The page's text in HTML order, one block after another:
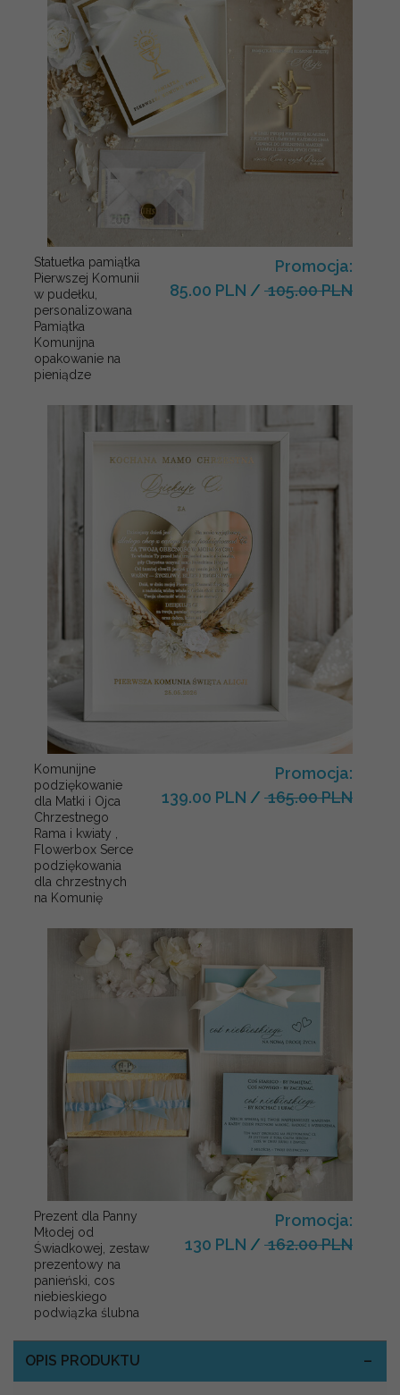
Statuetka pamiątka
Pierwszej Komunii
w pudełku,
personalizowana
Pamiątka
Komunijna
opakowanie na
pieniądze
Promocja:
85.00 PLN / 105.00 PLN
Komunijne
podziękowanie
dla Matki i Ojca
Chrzestnego
Rama i kwiaty ,
Flowerbox Serce
podziękowania
dla chrzestnych
na Komunię
Promocja:
139.00 PLN / 165.00 PLN
Prezent dla Panny
Młodej od
Świadkowej, zestaw
prezentowy na
panieński, cos
niebieskiego
podwiązka ślubna
Promocja:
130 PLN / 162.00 PLN
OPIS PRODUKTU